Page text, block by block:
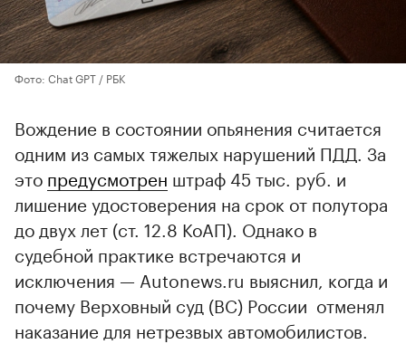
Фото: Chat GPT / РБК
Вождение в состоянии опьянения считается
одним из самых тяжелых нарушений ПДД. За
это предусмотрен штраф 45 тыс. руб. и
лишение удостоверения на срок от полутора
до двух лет (ст. 12.8 КоАП). Однако в
судебной практике встречаются и
исключения — Autonews.ru выяснил, когда и
почему Верховный суд (ВС) России отменял
наказание для нетрезвых автомобилистов.